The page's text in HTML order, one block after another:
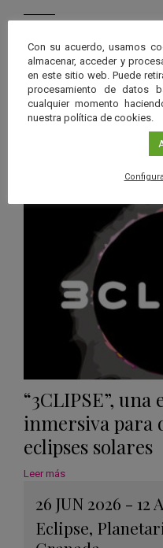
Próximos eventos
26 JUN 2026 - 26
Sevilla
“3CLIPSE”,
inmersiva para
eclipses solares
Leer más
26 JUN 2026 - 12
Eclipse,
Con su acuerdo, usamos
almacenar, acceder y
en este sitio web. Puede
procesamiento de datos
cualquier momento
nuestra política de cookies.